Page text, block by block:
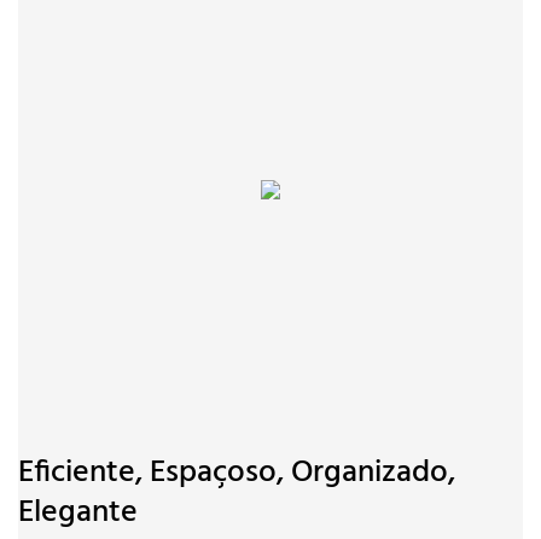
Eficiente, Espaçoso, Organizado,
Elegante